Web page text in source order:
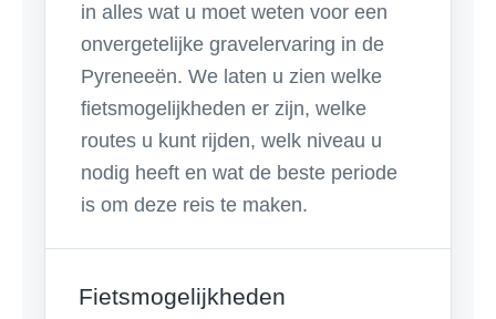
in alles wat u moet weten voor een
onvergetelijke gravelervaring in de
Pyreneeën. We laten u zien welke
fietsmogelijkheden er zijn, welke
routes u kunt rijden, welk niveau u
nodig heeft en wat de beste periode
is om deze reis te maken.
Fietsmogelijkheden